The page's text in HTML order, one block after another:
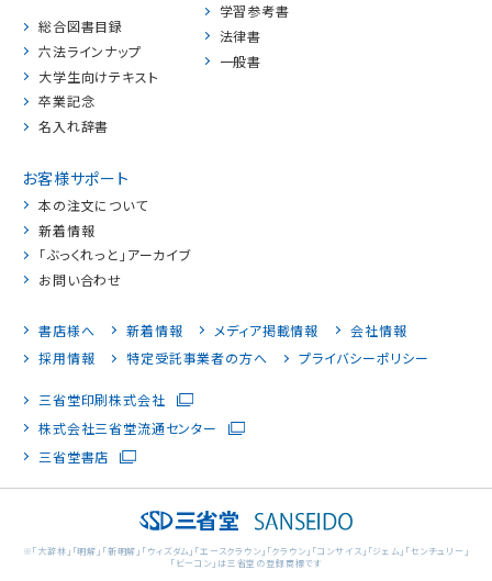
総合図書目録
六法ラインナップ
大学生向けテキスト
卒業記念
名入れ辞書
学習参考書
法律書
一般書
お客様サポート
本の注文について
新着情報
「ぶっくれっと」アーカイブ
お問い合わせ
書店様へ 新着情報 メディア掲載情報
会社情報
採用情報
特定受託事業者の方へ プライバシーポリシー
三省堂印刷株式会社
株式会社三省堂流通センター
三省堂書店
※「大辞林」「明解」「新明解」「ウィズダム」「エースクラウン」「クラウン」「コンサイス」「ジェム」「センチュリー」
「ビーコン」は三省堂の登録商標です